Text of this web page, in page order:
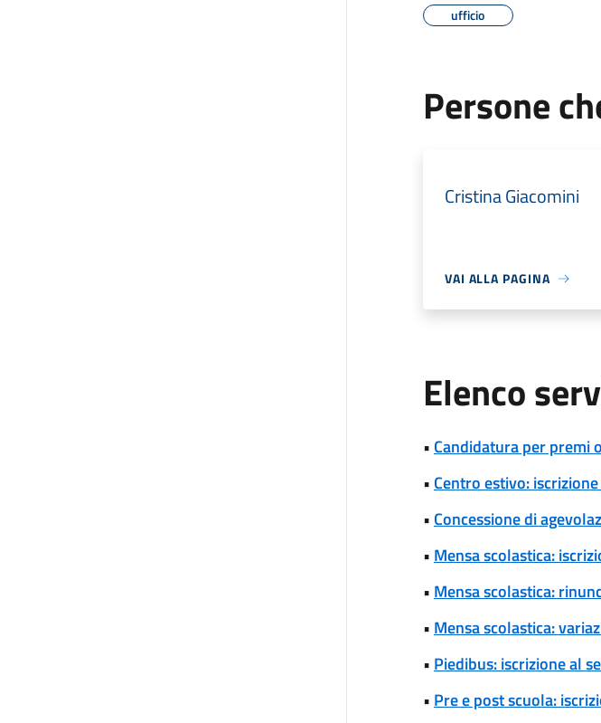
ufficio
Persone
Cristina Giacomini
VAI ALLA PAGINA
Elenco
• Candidatura per premi
• Centro estivo:
• Concessione di
• Mensa scolastica:
• Mensa scolastica:
• Mensa scolastica:
• Piedibus: iscrizione al
• Pre e post scuola: